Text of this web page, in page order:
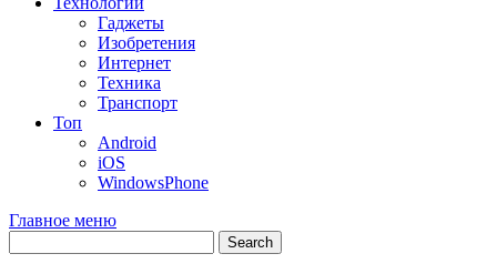
Гаджеты
Изобретения
Интернет
Техника
Транспорт
Топ
Android
iOS
WindowsPhone
Главное меню